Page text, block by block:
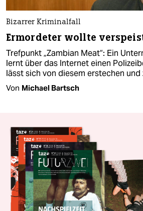
Bizarrer Kriminalfall
Ermordeter wollte
Trefpunkt „Zambian Meat“: Ein
lernt über das Internet einen
lässt sich von diesem erstechen und
Von Michael Bartsch